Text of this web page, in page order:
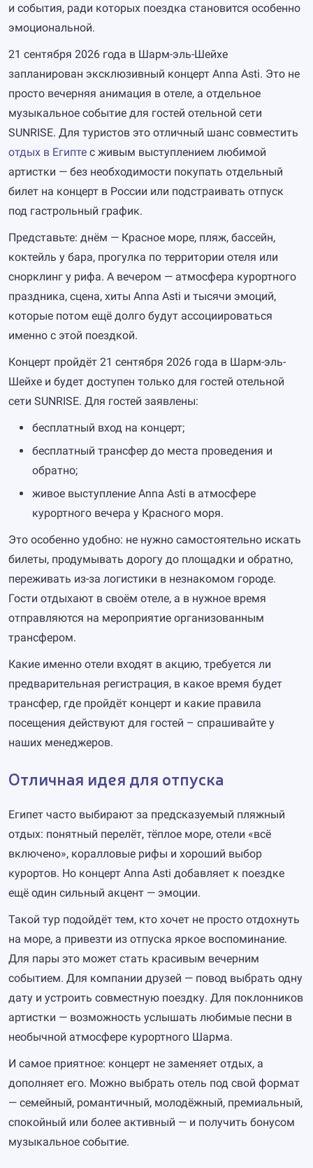
и события, ради которых поездка становится особенно
эмоциональной.
21 сентября 2026 года в Шарм-эль-Шейхе
запланирован эксклюзивный концерт Anna Asti. Это не
просто вечерняя анимация в отеле, а отдельное
музыкальное событие для гостей отельной сети
SUNRISE. Для туристов это отличный шанс совместить
отдых в Египте с живым выступлением любимой
артистки — без необходимости покупать отдельный
билет на концерт в России или подстраивать отпуск
под гастрольный график.
Представьте: днём — Красное море, пляж, бассейн,
коктейль у бара, прогулка по территории отеля или
снорклинг у рифа. А вечером — атмосфера курортного
праздника, сцена, хиты Anna Asti и тысячи эмоций,
которые потом ещё долго будут ассоциироваться
именно с этой поездкой.
Концерт пройдёт 21 сентября 2026 года в Шарм-эль-
Шейхе и будет доступен только для гостей отельной
сети SUNRISE. Для гостей заявлены:
бесплатный вход на концерт;
бесплатный трансфер до места проведения и
обратно;
живое выступление Anna Asti в атмосфере
курортного вечера у Красного моря.
Это особенно удобно: не нужно самостоятельно искать
билеты, продумывать дорогу до площадки и обратно,
переживать из-за логистики в незнакомом городе.
Гости отдыхают в своём отеле, а в нужное время
отправляются на мероприятие организованным
трансфером.
Какие именно отели входят в акцию, требуется ли
предварительная регистрация, в какое время будет
трансфер, где пройдёт концерт и какие правила
посещения действуют для гостей – спрашивайте у
наших менеджеров.
Отличная идея для отпуска
Египет часто выбирают за предсказуемый пляжный
отдых: понятный перелёт, тёплое море, отели «всё
включено», коралловые рифы и хороший выбор
курортов. Но концерт Anna Asti добавляет к поездке
ещё один сильный акцент — эмоции.
Такой тур подойдёт тем, кто хочет не просто отдохнуть
на море, а привезти из отпуска яркое воспоминание.
Для пары это может стать красивым вечерним
событием. Для компании друзей — повод выбрать одну
дату и устроить совместную поездку. Для поклонников
артистки — возможность услышать любимые песни в
необычной атмосфере курортного Шарма.
И самое приятное: концерт не заменяет отдых, а
дополняет его. Можно выбрать отель под свой формат
— семейный, романтичный, молодёжный, премиальный,
спокойный или более активный — и получить бонусом
музыкальное событие.